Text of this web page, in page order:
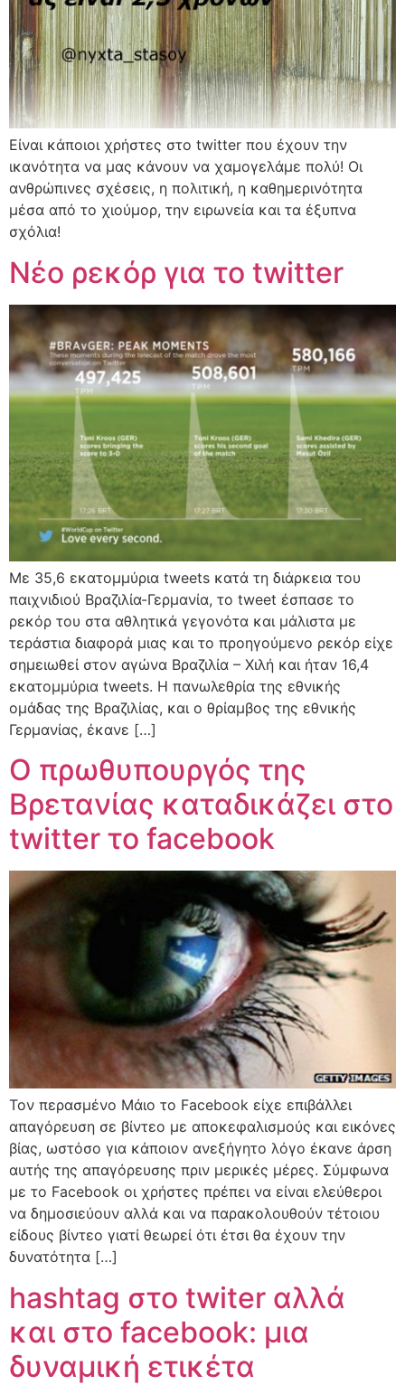
Είναι κάποιοι χρήστες στο twitter που έχουν την
ικανότητα να μας κάνουν να χαμογελάμε πολύ! Οι
ανθρώπινες σχέσεις, η πολιτική, η καθημερινότητα
μέσα από το χιούμορ, την ειρωνεία και τα έξυπνα
σχόλια!
Νέο ρεκόρ για το twitter
Με 35,6 εκατομμύρια tweets κατά τη διάρκεια του
παιχνιδιού Βραζιλία-Γερμανία, το tweet έσπασε το
ρεκόρ του στα αθλητικά γεγονότα και μάλιστα με
τεράστια διαφορά μιας και το προηγούμενο ρεκόρ είχε
σημειωθεί στον αγώνα Βραζιλία – Χιλή και ήταν 16,4
εκατομμύρια tweets. Η πανωλεθρία της εθνικής
ομάδας της Βραζιλίας, και ο θρίαμβος της εθνικής
Γερμανίας, έκανε […]
Ο πρωθυπουργός της
Βρετανίας καταδικάζει στο
twitter το facebook
Τον περασμένο Μάιο το Facebook είχε επιβάλλει
απαγόρευση σε βίντεο με αποκεφαλισμούς και εικόνες
βίας, ωστόσο για κάποιον ανεξήγητο λόγο έκανε άρση
αυτής της απαγόρευσης πριν μερικές μέρες. Σύμφωνα
με το Facebook οι χρήστες πρέπει να είναι ελεύθεροι
να δημοσιεύουν αλλά και να παρακολουθούν τέτοιου
είδους βίντεο γιατί θεωρεί ότι έτσι θα έχουν την
δυνατότητα […]
hashtag στο twiter αλλά
και στο facebook: μια
δυναμική ετικέτα